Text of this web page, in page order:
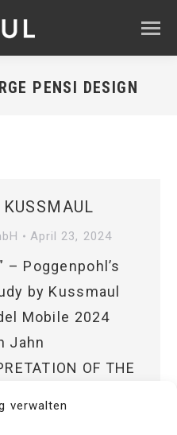
verwalten
PENSI DESIGN
April 23, 2024
– Poggenpohl’s
by Kussmaul
Mobile 2024
Jahn
OF THE